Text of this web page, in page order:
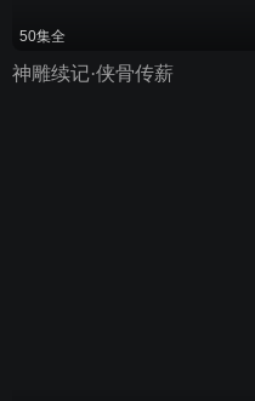
50集全
神雕续记·侠骨传薪